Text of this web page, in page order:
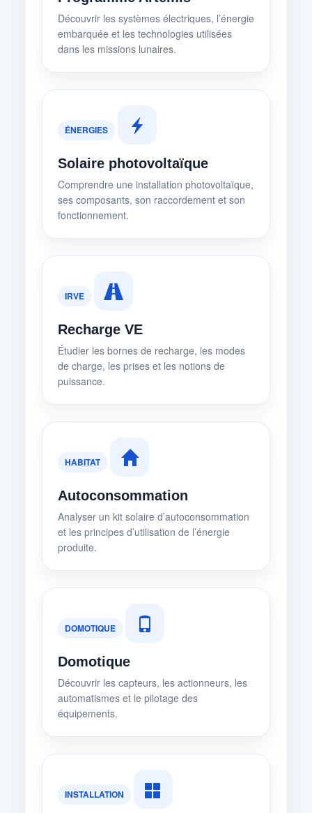
Découvrir les systèmes électriques, l’énergie
embarquée et les technologies utilisées
dans les missions lunaires.
ÉNERGIES
Solaire photovoltaïque
Comprendre une installation photovoltaïque,
ses composants, son raccordement et son
fonctionnement.
IRVE
Recharge VE
Étudier les bornes de recharge, les modes
de charge, les prises et les notions de
puissance.
HABITAT
Autoconsommation
Analyser un kit solaire d’autoconsommation
et les principes d’utilisation de l’énergie
produite.
DOMOTIQUE
Domotique
Découvrir les capteurs, les actionneurs, les
automatismes et le pilotage des
équipements.
INSTALLATION